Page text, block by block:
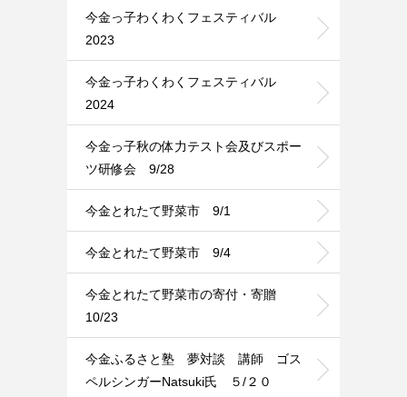
今金っ子わくわくフェスティバル
2023
今金っ子わくわくフェスティバル
2024
今金っ子秋の体力テスト会及びスポー
ツ研修会 9/28
今金とれたて野菜市 9/1
今金とれたて野菜市 9/4
今金とれたて野菜市の寄付・寄贈
10/23
今金ふるさと塾 夢対談 講師 ゴス
ペルシンガーNatsuki氏 ５/２０